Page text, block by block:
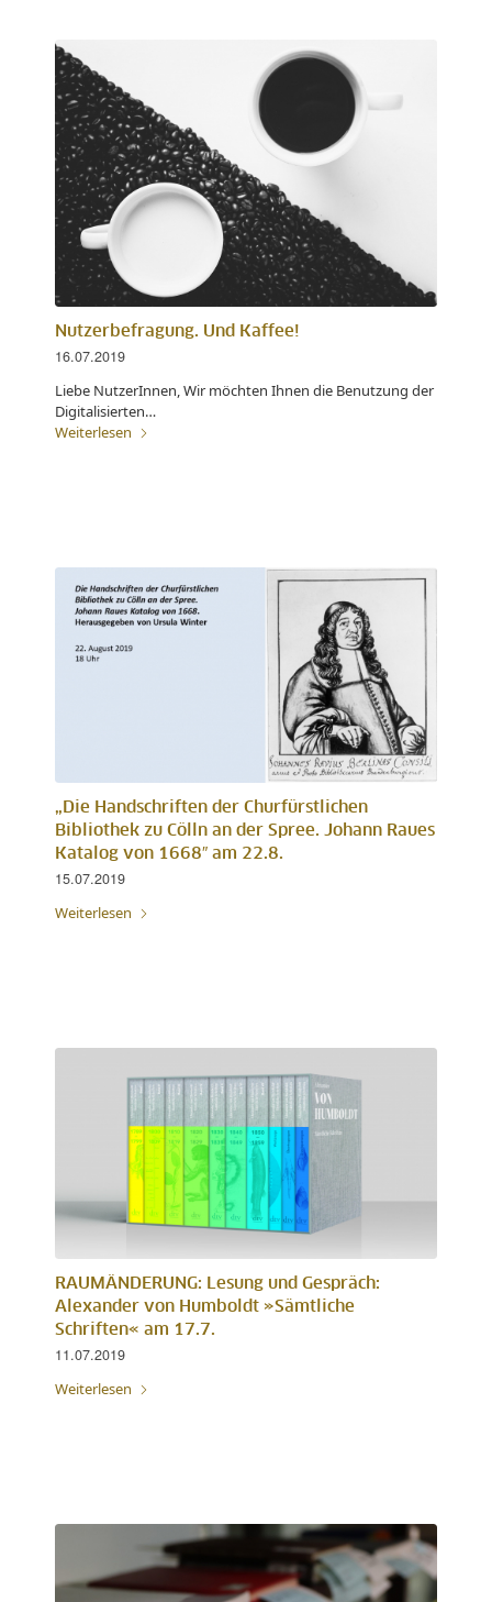
Nutzerbefragung. Und Kaffee!
16.07.2019
Liebe NutzerInnen, Wir möchten Ihnen die Benutzung der
Digitalisierten…
Weiterlesen
„Die Handschriften der Churfürstlichen
Bibliothek zu Cölln an der Spree. Johann Raues
Katalog von 1668″ am 22.8.
15.07.2019
Weiterlesen
RAUMÄNDERUNG: Lesung und Gespräch:
Alexander von Humboldt »Sämtliche
Schriften« am 17.7.
11.07.2019
Weiterlesen